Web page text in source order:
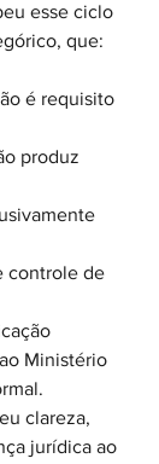
esse ciclo
que:
é requisito
produz
controle de
Ministério
clareza,
jurídica ao